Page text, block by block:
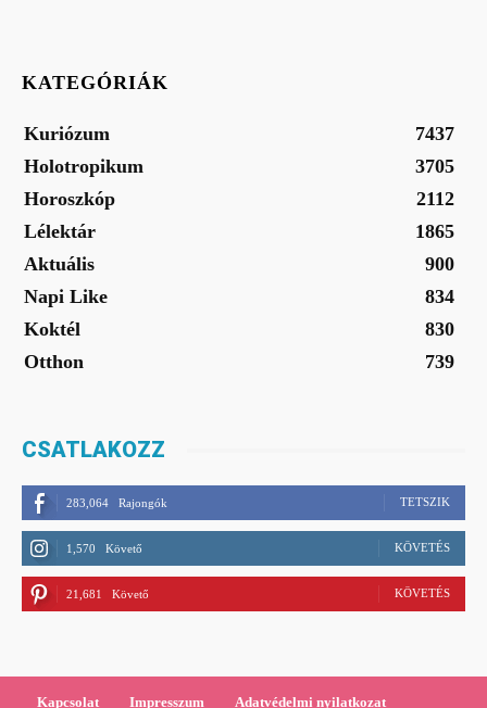
KATEGÓRIÁK
Kuriózum
7437
Holotropikum
3705
Horoszkóp
2112
Lélektár
1865
Aktuális
900
Napi Like
834
Koktél
830
Otthon
739
CSATLAKOZZ
283,064 Rajongók TETSZIK
1,570 Követő KÖVETÉS
21,681 Követő KÖVETÉS
Kapcsolat Impresszum Adatvédelmi nyilatkozat